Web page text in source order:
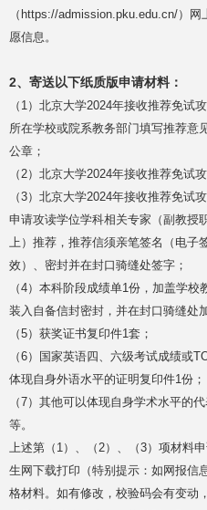
（https://admission.pku.edu.cn/）网
愿信息。
2、寄送以下纸质版申请材料：
（1）北京大学2024年接收推荐免试
所在学校或院系教务部门填写推荐意
公章；
（2）北京大学2024年接收推荐免试
（3）北京大学2024年接收推荐免试
申请攻读学位学科相关专家（副教授
上）推荐，推荐信须亲笔签名（电子
效）、密封并在封口骑缝处签字；
（4）本科阶段成绩单1份，加盖学
装入自备信封密封，并在封口骑缝处
（5）获奖证书复印件1套；
（6）国家英语四、六级考试成绩或
体现自身外语水平的证明复印件1份；
（7）其他可以体现自身学术水平的
等。
上述第（1）、（2）、（3）项材料
生网下载打印（特别提示：如网报信
格材料。如有修改，校验码会有变动